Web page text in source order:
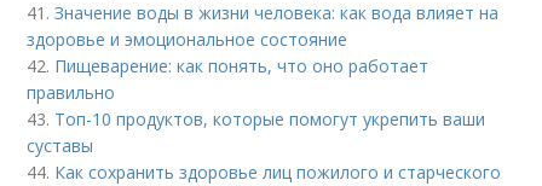
41.Значение воды в жизни человека: как вода влияет на
здоровье и эмоциональное состояние
42. Пищеварение: как понять, что оно работает
правильно
43. Топ-10 продуктов, которые помогут укрепить ваши
суставы
44. Как сохранить здоровье лиц пожилого и старческого